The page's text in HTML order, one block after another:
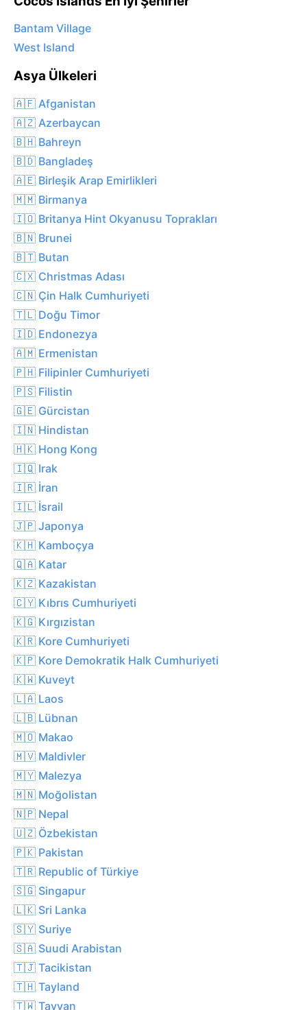
Bantam Village
West Island
Asya Ülkeleri
🇦🇫 Afganistan
🇦🇿 Azerbaycan
🇧🇭 Bahreyn
🇧🇩 Bangladeş
🇦🇪 Birleşik Arap Emirlikleri
🇲🇲 Birmanya
🇮🇴 Britanya Hint Okyanusu Toprakları
🇧🇳 Brunei
🇧🇹 Butan
🇨🇽 Christmas Adası
🇨🇳 Çin Halk Cumhuriyeti
🇹🇱 Doğu Timor
🇮🇩 Endonezya
🇦🇲 Ermenistan
🇵🇭 Filipinler Cumhuriyeti
🇵🇸 Filistin
🇬🇪 Gürcistan
🇮🇳 Hindistan
🇭🇰 Hong Kong
🇮🇶 Irak
🇮🇷 İran
🇮🇱 İsrail
🇯🇵 Japonya
🇰🇭 Kamboçya
🇶🇦 Katar
🇰🇿 Kazakistan
🇨🇾 Kıbrıs Cumhuriyeti
🇰🇬 Kırgızistan
🇰🇷 Kore Cumhuriyeti
🇰🇵 Kore Demokratik Halk Cumhuriyeti
🇰🇼 Kuveyt
🇱🇦 Laos
🇱🇧 Lübnan
🇲🇴 Makao
🇲🇻 Maldivler
🇲🇾 Malezya
🇲🇳 Moğolistan
🇳🇵 Nepal
🇺🇿 Özbekistan
🇵🇰 Pakistan
🇹🇷 Republic of Türkiye
🇸🇬 Singapur
🇱🇰 Sri Lanka
🇸🇾 Suriye
🇸🇦 Suudi Arabistan
🇹🇯 Tacikistan
🇹🇭 Tayland
🇹🇼 Tayvan